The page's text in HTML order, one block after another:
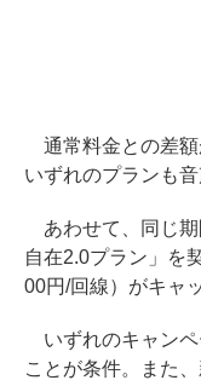
通常料金との差額
いずれのプランも
あわせて、同じ期
自在2.0プラン」を
00円/回線）がキャ
いずれのキャンペ
ことが条件。また